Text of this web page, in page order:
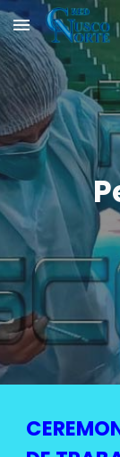
Skip to main